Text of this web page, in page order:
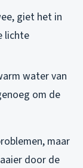
giet het in
lichte
water van
om de
maar
door de